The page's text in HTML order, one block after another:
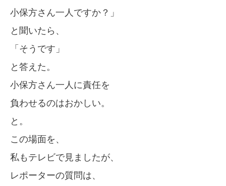
小保方さん一人ですか？」
と聞いたら、
「そうです」
と答えた。
小保方さん一人に責任を
負わせるのはおかしい。
と。
この場面を、
私もテレビで見ましたが、
レポーターの質問は、